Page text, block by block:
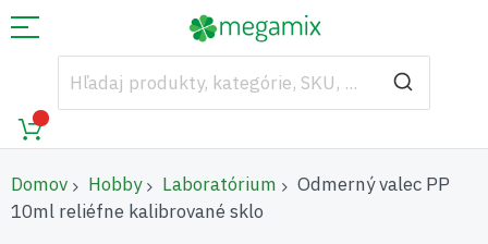
Domov Hobby Laboratórium
Odmerný valec PP
10ml reliéfne kalibrované sklo